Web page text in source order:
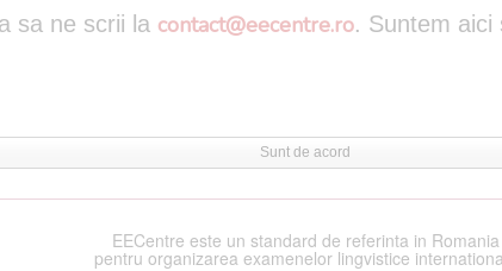
sa ne scrii la contact@eecentre.ro. Suntem aici
Sunt de acord
EECentre este un standard de referinta in Romania
pentru organizarea examenelor lingvistice